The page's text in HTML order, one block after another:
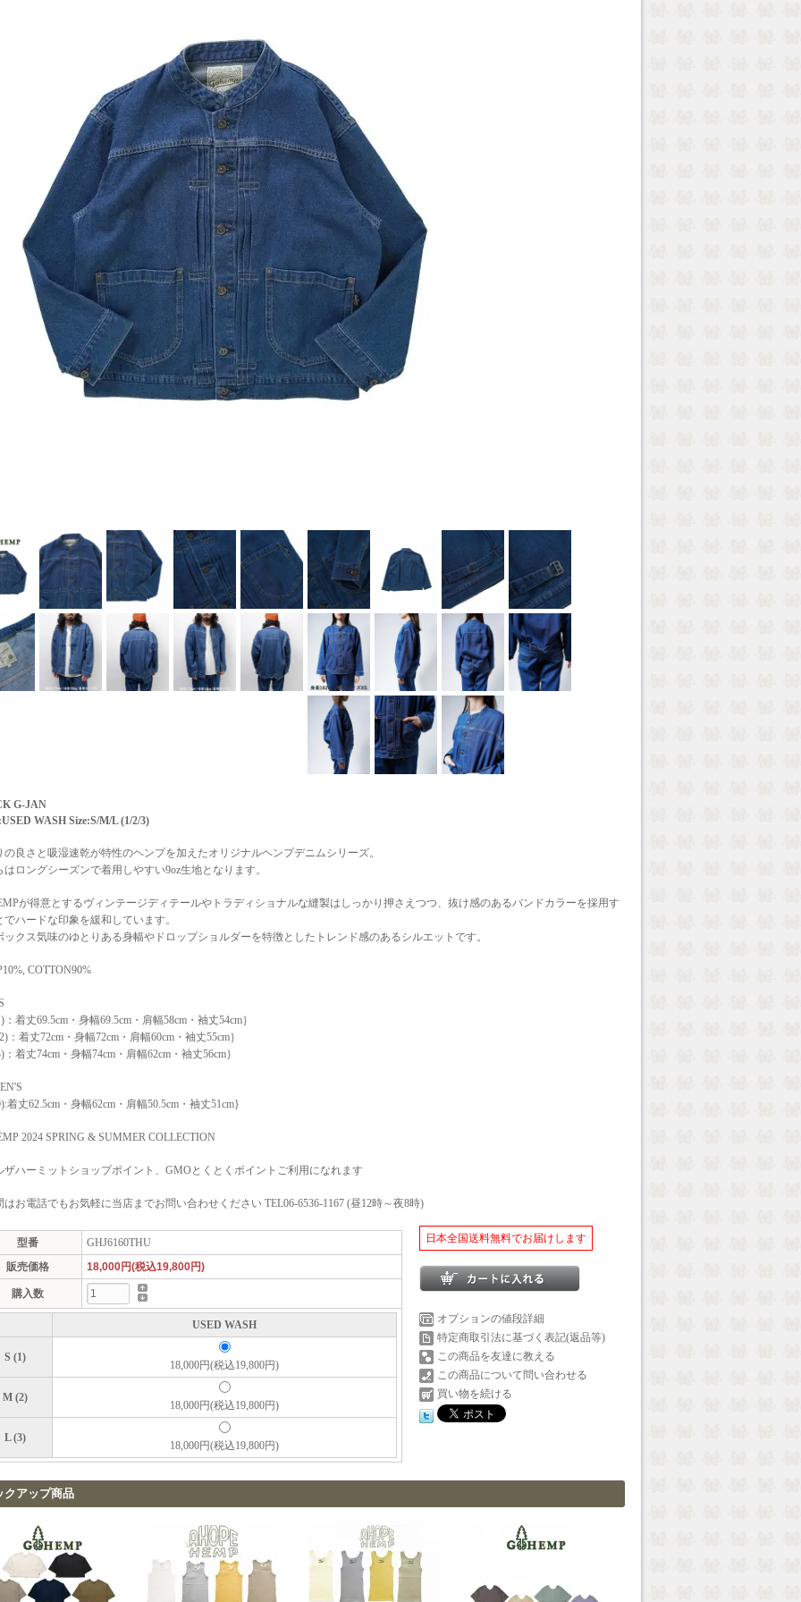
G-JAN
WASH Size:S/M/L (1/2/3)
の良さと吸湿速乾が特性のヘンプを加えたオリジナルヘンプデニムシリーズ。
はロングシーズンで着用しやすい9oz生地となります。
が得意とするヴィンテージディテールやトラディショナルな縫製はしっかり押さえつつ、抜け感のあるバンドカラーを採用す
でハードな印象を緩和しています。
ックス気味のゆとりある身幅やドロップショルダーを特徴としたトレンド感のあるシルエットです。
COTTON90%
：着丈69.5cm・身幅69.5cm・肩幅58cm・袖丈54cm｝
：着丈72cm・身幅72cm・肩幅60cm・袖丈55cm｝
：着丈74cm・身幅74cm・肩幅62cm・袖丈56cm｝
着丈62.5cm・身幅62cm・肩幅50.5cm・袖丈51cm}
2024 SPRING & SUMMER COLLECTION
ザハーミットショップポイント、GMOとくとくポイントご利用になれます
はお電話でもお気軽に当店までお問い合わせください TEL06-6536-1167 (昼12時～夜8時)
型番
GHJ6160THU
販売価格
18,000円(税込19,800円)
購入数
USED WASH
S (1)
18,000円(税込19,800円)
M (2)
18,000円(税込19,800円)
L (3)
18,000円(税込19,800円)
日本全国送料無料でお届けします
オプションの値段詳細
特定商取引法に基づく表記(返品等)
この商品を友達に教える
この商品について問い合わせる
買い物を続ける
クアップ商品